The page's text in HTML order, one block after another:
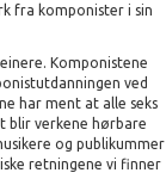
fra komponister i sin
Komponistene
ved
har ment at alle seks
blir verkene hørbare
og publikummer
retningene vi finner